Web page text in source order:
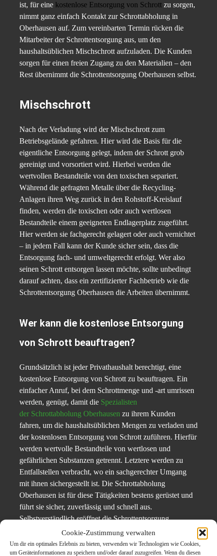
Cookie-Zustimmung verwalten
Um dir ein optimales Erlebnis zu bieten, verwenden wir Technologien wie Cookies,
um Geräteinformationen zu speichern und/oder darauf zuzugreifen. Wenn du diesen
ist, für eine kostenlose Entsorgung von Schrott zu sorgen,
nimmt ganz einfach Kontakt zur Schrottabholung in
Oberhausen auf. Zum vereinbarten Termin rücken die
Mitarbeiter der Schrottentsorgung aus, um den
haushaltsüblichen Mischschrott aufzuladen. Die Kunden
sorgen für einen freien Zugang zu den Materialien – den
Rest übernimmt die Schrottentsorgung Oberhausen selbst.
Mischschrott
Nach der Verladung wird der Mischschrott zum
Betriebsgelände gefahren. Hier wird die Basis für die
eigentliche Entsorgung gelegt, indem der Schrott grob
gereinigt und vorsortiert wird. Hierbei werden die
wertvollen Bestandteile von den toxischen separiert.
Während die gefragten Metalle über die Recycling-
Anlagen ihren Weg zurück in den Rohstoff-Kreislauf
finden, werden die toxischen oder auch wertlosen
Bestandteile einem geeigneten Endlagerplatz zugeführt.
Hier werden sie fachgerecht gelagert oder auch vernichtet
– in jedem Fall kann der Kunde sicher sein, dass die
Entsorgung fach- und umweltgerecht erfolgt. Wer also
seinen Schrott entsorgen lassen möchte, sollte unbedingt
darauf achten, dass ein zertifizierter Fachbetrieb wie die
Schrottentsorgung Oberhausen die Arbeiten übernimmt.
Wer kann die kostenlose Entsorgung
von Schrott beauftragen?
Grundsätzlich ist jeder Privathaushalt berechtigt, eine
kostenlose Entsorgung von Schrott zu beauftragen. Ein
einfacher Anruf, bei dem Schrottmenge und -art umrissen
werden, genügt, damit die Spezialisten
der Schrottabholung Oberhausen zu ihrem Kunden
fahren, um die haushaltsüblichen Mengen zu verladen und
der kostenlosen Entsorgung von Schrott zuführen. Hierfür
werden wertvolle Bestandteile von wertlosen und
gefährlichen Substanzen getrennt. Letztere werden zu
Entfallstellen verbracht, wo ein sachgerechter Umgang
mit ihnen sichergestellt ist. Die Schrottabholung
Oberhausen ist für diese Tätigkeiten bestens gerüstet und
führt sie sicher, zuverlässig und schnell aus.
Selbstverständlich eröffnet die Schrottentsorgung
Oberhausen auch gewerblichen Kunden die Möglichkeit,
ihren Schrott unkompliziert entsorgen zu lassen.